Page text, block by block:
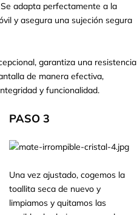
adapta perfectamente a la
y asegura una sujeción segura
garantiza una resistencia
de manera efectiva,
y funcionalidad.
PASO 3
Una vez ajustado, cogemos la
toallita seca de nuevo y
limpiamos y quitamos las